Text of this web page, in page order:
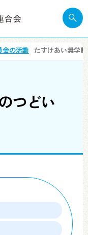
会の活動 たすけあい奨学
つどい